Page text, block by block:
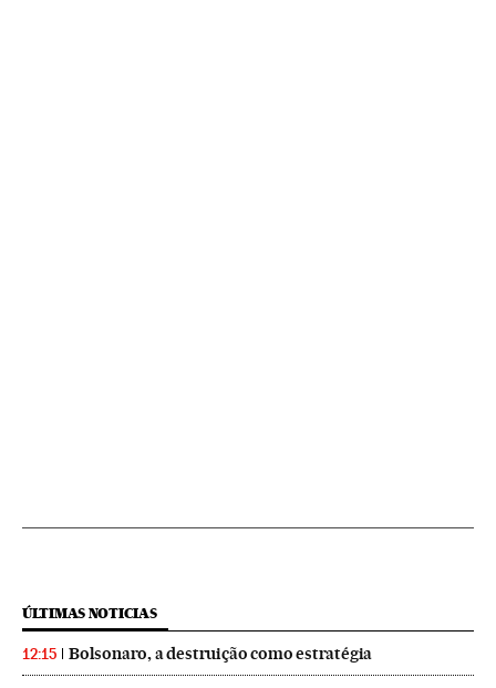
ÚLTIMAS NOTICIAS
12:15 Bolsonaro, a destruição como estratégia